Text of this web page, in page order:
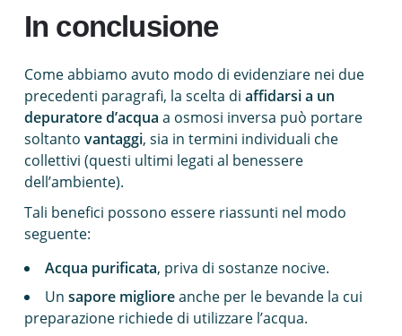
In conclusione
Come abbiamo avuto modo di evidenziare nei due
precedenti paragrafi, la scelta di affidarsi a un
depuratore d’acqua a osmosi inversa può portare
soltanto vantaggi, sia in termini individuali che
collettivi (questi ultimi legati al benessere
dell’ambiente).
Tali benefici possono essere riassunti nel modo
seguente:
Acqua purificata, priva di sostanze nocive.
Un sapore miglioreanche per le bevande la cui
preparazione richiede di utilizzare l’acqua.